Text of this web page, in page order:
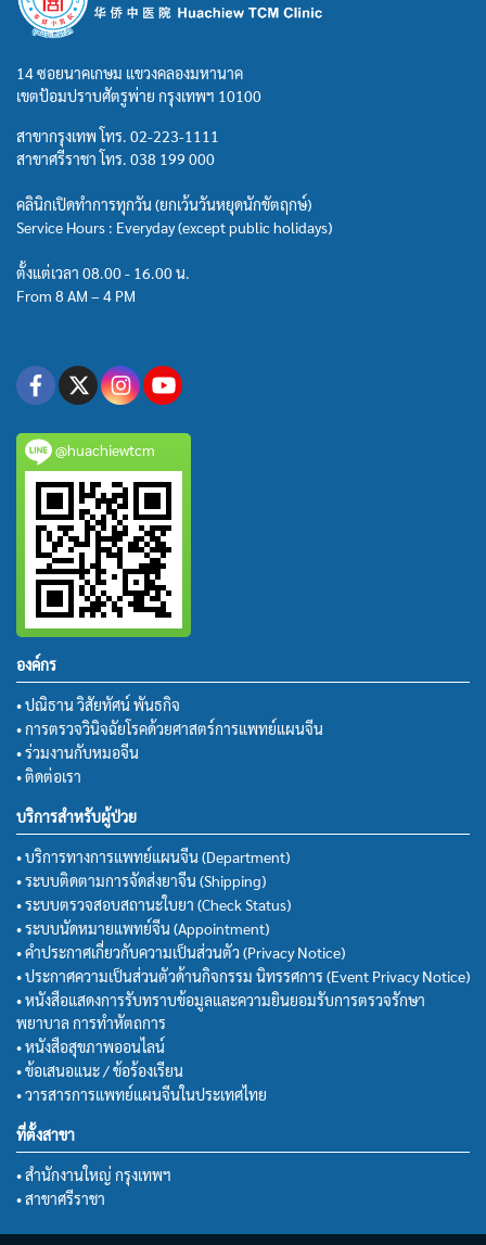
14 ซอยนาคเกษม แขวงคลองมหานาค
เขตป้อมปราบศัตรูพ่าย กรุงเทพฯ 10100
สาขากรุงเทพ โทร. 02-223-1111
สาขาศรีราชา โทร. 038 199 000
คลินิกเปิดทำการทุกวัน (ยกเว้นวันหยุดนักขัตฤกษ์)
Service Hours : Everyday (except public holidays)
ตั้งแต่เวลา 08.00 - 16.00 น.
From 8 AM – 4 PM
@huachiewtcm
องค์กร
• ปณิธาน วิสัยทัศน์ พันธกิจ
• การตรวจวินิจฉัยโรคด้วยศาสตร์การแพทย์แผนจีน
• ร่วมงานกับหมอจีน
• ติดต่อเรา
บริการสำหรับผู้ป่วย
• บริการทางการแพทย์แผนจีน (Department)
• ระบบติดตามการจัดส่งยาจีน (Shipping)
• ระบบตรวจสอบสถานะใบยา (Check Status)
• ระบบนัดหมายแพทย์จีน (Appointment)
• คำประกาศเกี่ยวกับความเป็นส่วนตัว (Privacy Notice)
• ประกาศความเป็นส่วนตัวด้านกิจกรรม นิทรรศการ (Event Privacy Notice)
• หนังสือแสดงการรับทราบข้อมูลและความยินยอมรับการตรวจรักษา
พยาบาล การทำหัตถการ
• หนังสือสุขภาพออนไลน์
• ข้อเสนอแนะ / ข้อร้องเรียน
• วารสารการแพทย์แผนจีนในประเทศไทย
ที่ตั้งสาขา
• สำนักงานใหญ่ กรุงเทพฯ
• สาขาศรีราชา